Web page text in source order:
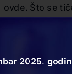
ovde. Što se
Vavrinka.
2025.